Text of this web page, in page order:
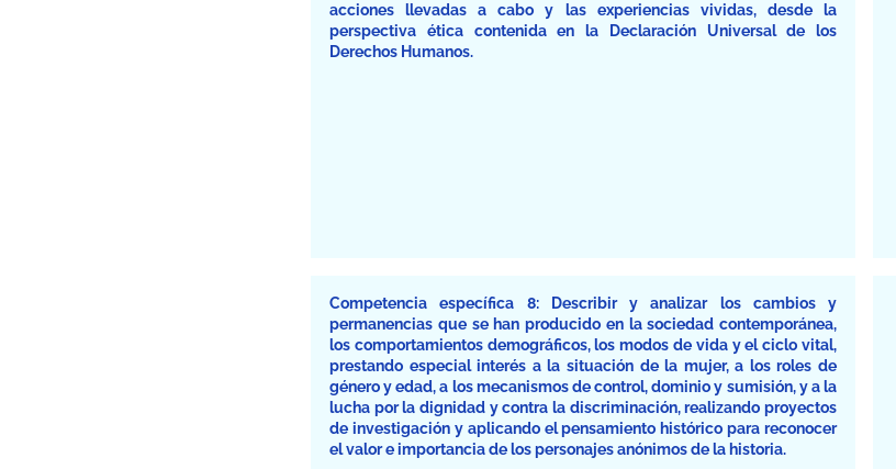
acciones llevadas a cabo y las experiencias vividas, desde la
perspectiva ética contenida en la Declaración Universal de los
Derechos Humanos.
Competencia específica 8: Describir y analizar los cambios y
permanencias que se han producido en la sociedad contemporánea,
los comportamientos demográficos, los modos de vida y el ciclo vital,
prestando especial interés a la situación de la mujer, a los roles de
género y edad, a los mecanismos de control, dominio y sumisión, y a la
lucha por la dignidad y contra la discriminación, realizando proyectos
de investigación y aplicando el pensamiento histórico para reconocer
el valor e importancia de los personajes anónimos de la historia.